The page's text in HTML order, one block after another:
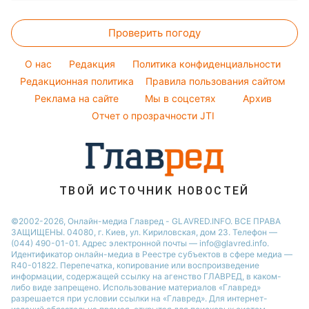
Ани Лорак
Алла Пугачева
Максим Галкин
Настя Каменских
Курс валют
Магнитные бури
Погода на сегодня
Погода на завтра
Пылевая буря
Окрашивание волос
Красивый маникюр
Модные ошибки
Новости моды
Советы от Андре Тана
Проверить погоду
O нас Редакция
Политика конфиденциальности
Редакционная политика
Правила пользования сайтом
Реклама на сайте
Мы в соцсетях
Архив
Отчет о прозрачности JTI
ТВОЙ ИСТОЧНИК НОВОСТЕЙ
©2002-2026, Онлайн-медиа Главред - GLAVRED.INFO. ВСЕ ПРАВА
ЗАЩИЩЕНЫ. 04080, г. Киев, ул. Кириловская, дом 23. Телефон —
(044) 490-01-01. Адрес электронной почты — info@glavred.info.
Идентификатор онлайн-медиа в Реестре cубъектов в сфере медиа —
R40-01822. Перепечатка, копирование или воспроизведение
информации, содержащей ссылку на агенство ГЛАВРЕД, в каком-
либо виде запрещено. Использование материалов «Главред»
разрешается при условии ссылки на «Главред». Для интернет-